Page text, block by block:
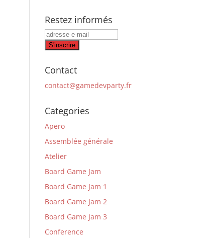
Restez informés
Contact
contact@gamedevparty.fr
Categories
Apero
Assemblée générale
Atelier
Board Game Jam
Board Game Jam 1
Board Game Jam 2
Board Game Jam 3
Conference